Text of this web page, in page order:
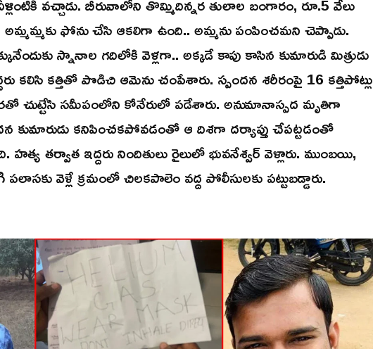
అమ్మమ్మకు ఫోను చేసి ఆకలిగా ఉంది.. అమ్మను పంపించమని చెప్పాడు.
స్నానాల గదిలోకి వెళ్లగా.. అక్కడే కాపు కాసిన కుమారుడి మిత్రుడు
కలిసి కత్తితో పొడిచి ఆమెను చంపేశారు. స్పందన శరీరంపై 16 కత్తిపోట్లు
సమీపంలోని కోనేరులో పడేశారు. అనుమానాస్పద మృతిగా
కుమారుడు కనిపించకపోవడంతో ఆ దిశగా దర్యాప్తు చేపట్టడంతో
హత్య తర్వాత ఇద్దరు నిందితులు రైలులో భువనేశ్వర్ వెళ్లారు. ముంబయి,
వెళ్లే క్రమంలో చిలకపాలెం వద్ద పోలీసులకు పట్టుబడ్డారు.